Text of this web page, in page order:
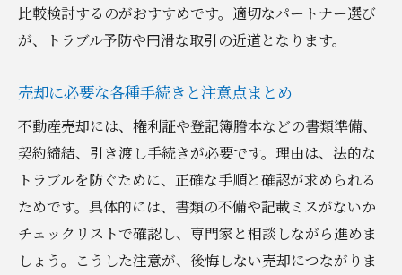
比較検討するのがおすすめです。適切なパートナー選び
が、トラブル予防や円滑な取引の近道となります。
売却に必要な各種手続きと注意点まとめ
不動産売却には、権利証や登記簿謄本などの書類準備、
契約締結、引き渡し手続きが必要です。理由は、法的な
トラブルを防ぐために、正確な手順と確認が求められる
ためです。具体的には、書類の不備や記載ミスがないか
チェックリストで確認し、専門家と相談しながら進めま
しょう。こうした注意が、後悔しない売却につながりま